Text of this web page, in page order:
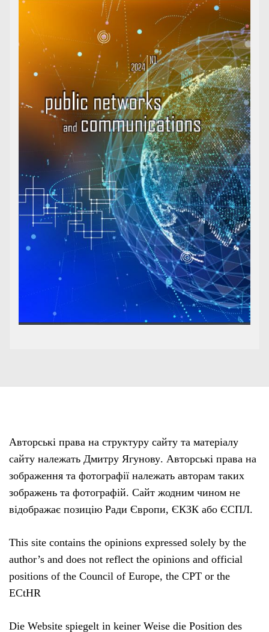
Авторські права на структуру сайту та матеріалу
сайту належать Дмитру Ягунову. Авторські права на
зображення та фотографії належать авторам таких
зображень та фотографій. Сайт жодним чином не
відображає позицію Ради Європи, ЄКЗК або ЄСПЛ.
This site contains the opinions expressed solely by the
author’s and does not reflect the opinions and official
positions of the Council of Europe, the CPT or the
ECtHR
Die Website spiegelt in keiner Weise die Position des